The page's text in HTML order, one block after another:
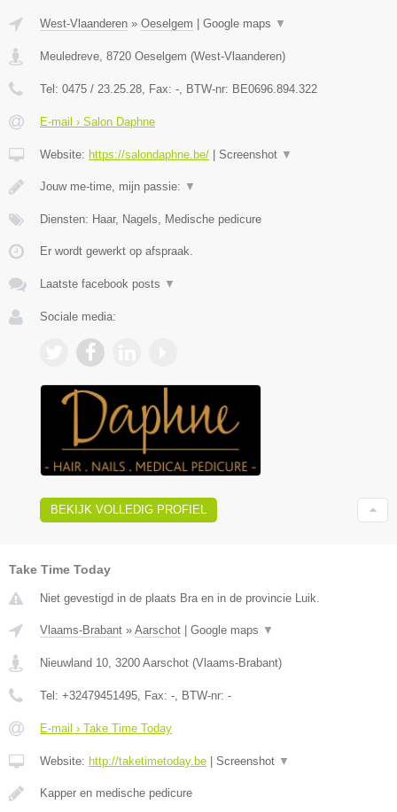
West-Vlaanderen » Oeselgem Google maps ▼
Meuledreve, 8720 Oeselgem (West-Vlaanderen)
Tel: 0475 / 23.25.28, Fax: -, BTW-nr: BE0696.894.322
E-mail › Salon Daphne
Website: https://salondaphne.be/ Screenshot ▼
Jouw me-time, mijn passie: ▼
Diensten: Haar, Nagels, Medische pedicure
Er wordt gewerkt op afspraak.
Laatste facebook posts ▼
Sociale media:
BEKIJK VOLLEDIG PROFIEL
Take Time Today
Niet gevestigd in de plaats Bra en in de provincie Luik.
Vlaams-Brabant » Aarschot Google maps ▼
Nieuwland 10, 3200 Aarschot (Vlaams-Brabant)
Tel: +32479451495, Fax: -, BTW-nr: -
E-mail › Take Time Today
Website: http://taketimetoday.be Screenshot ▼
Kapper en medische pedicure